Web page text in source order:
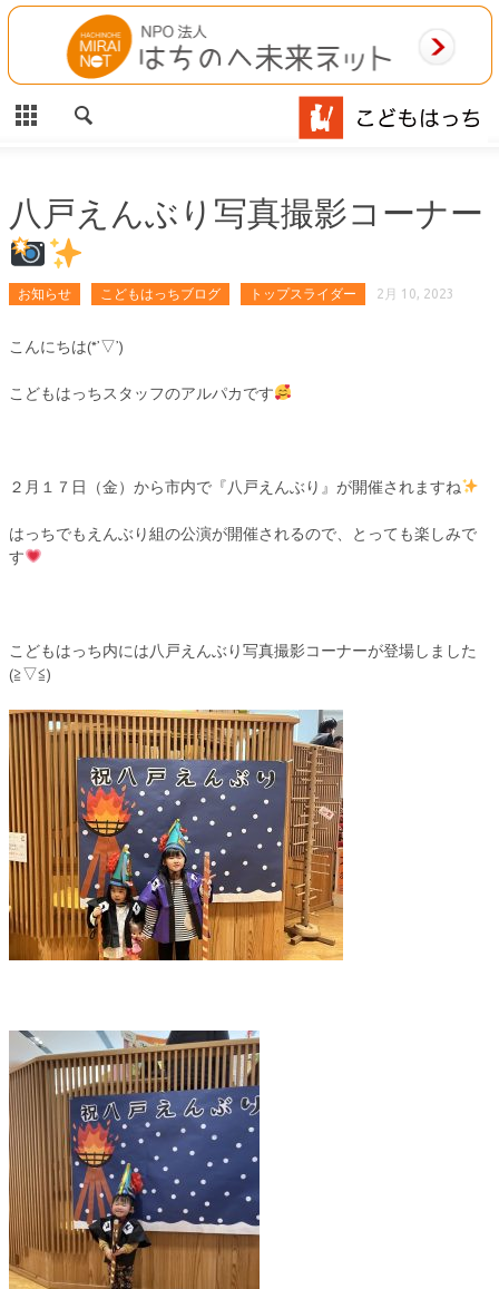
CLOSE
HOME
施設案内
相談事業
MAP
お問合わせ
八戸えんぶり写真撮影コーナー
お知らせ こどもはっちブログ トップスライダー 2月 10, 2023
こんにちは(*’▽’)
こどもはっちスタッフのアルパカです
２月１７日（金）から市内で『八戸えんぶり』が開催されますね
はっちでもえんぶり組の公演が開催されるので、とっても楽しみで
す
こどもはっち内には八戸えんぶり写真撮影コーナーが登場しました
(≧▽≦)